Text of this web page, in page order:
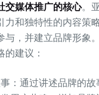
交媒体推广的核心。
力和独特性的内容策
与，并建立品牌形象
的建议：
：通过讲述品牌的故